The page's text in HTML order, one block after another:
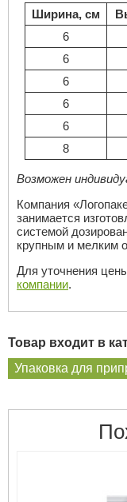
Ширина, см
6
6
6
6
6
8
Возможен
Компания
занимается
системой
крупным и мелким
Для уточнения
компании.
Товар входит в
Упаковка для